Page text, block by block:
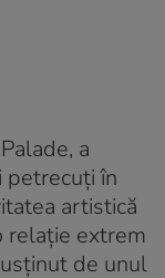
a
petrecuți în
artistică
relație extrem
de unul